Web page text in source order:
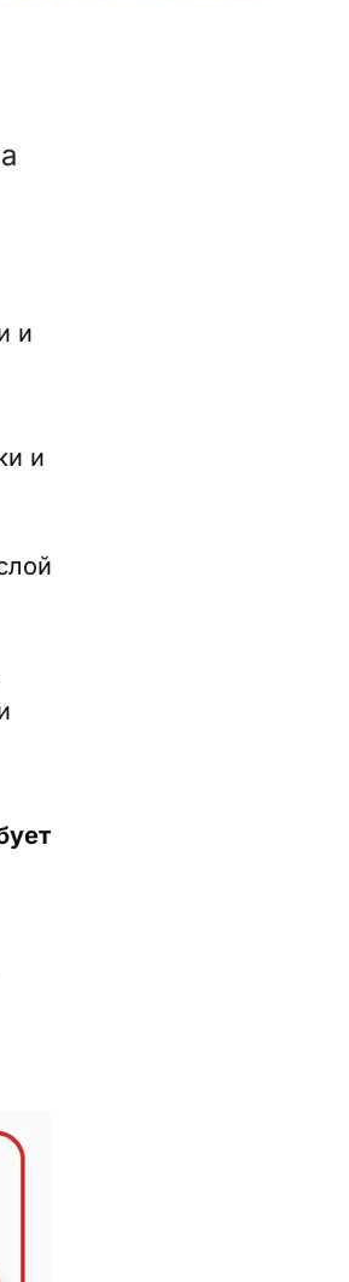
и
и